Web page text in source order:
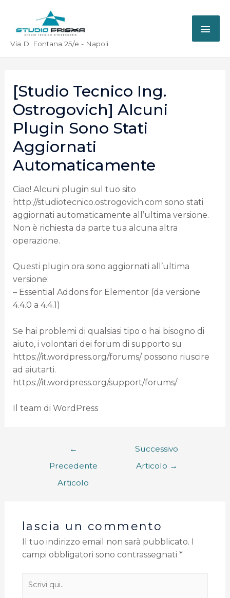
Via D. Fontana 25/e - Napoli
[Studio Tecnico Ing.
Ostrogovich] Alcuni
Plugin Sono Stati
Aggiornati
Automaticamente
Ciao! Alcuni plugin sul tuo sito
http://studiotecnico.ostrogovich.com sono stati
aggiornati automaticamente all’ultima versione.
Non è richiesta da parte tua alcuna altra
operazione.
Questi plugin ora sono aggiornati all’ultima
versione:
– Essential Addons for Elementor (da versione
4.4.0 a 4.4.1)
Se hai problemi di qualsiasi tipo o hai bisogno di
aiuto, i volontari dei forum di supporto su
https://it.wordpress.org/forums/ possono riuscire
ad aiutarti.
https://it.wordpress.org/support/forums/
Il team di WordPress
←
Precedente
Articolo
Successivo
Articolo →
lascia un commento
Il tuo indirizzo email non sarà pubblicato.
campi obbligatori sono contrassegnati *